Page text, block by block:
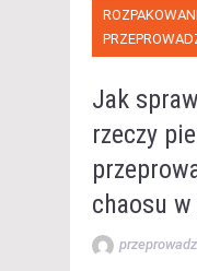
Jak
rzeczy
chaosu